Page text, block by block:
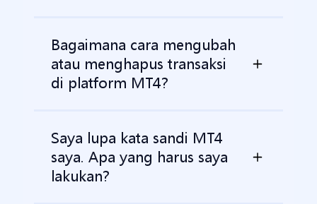
Bagaimana cara mengubah
atau menghapus transaksi
di platform MT4?
Saya lupa kata sandi MT4
saya. Apa yang harus saya
lakukan?